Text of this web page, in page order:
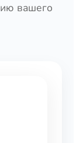
вашего